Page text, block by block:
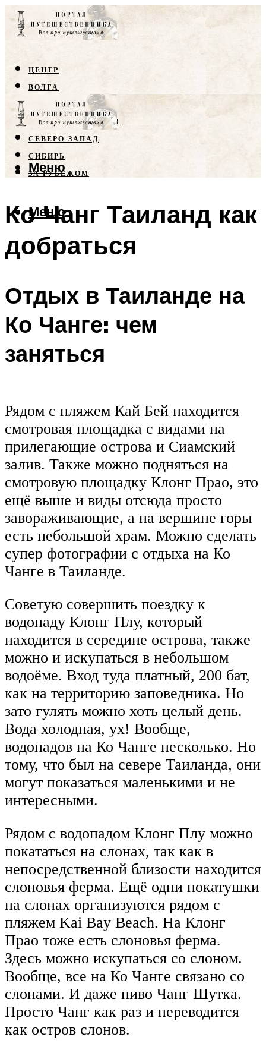
ЦЕНТР
ВОЛГА
КРЫМ
СЕВЕРНЫЙ КАВКАЗ
СЕВЕРО-ЗАПАД
СИБИРЬ
ЗА РУБЕЖОМ
Меню
Меню
Ко Чанг Таиланд как
добраться
Отдых в Таиланде на
Ко Чанге: чем
заняться
Рядом с пляжем Кай Бей находится
смотровая площадка с видами на
прилегающие острова и Сиамский
залив. Также можно подняться на
смотровую площадку Клонг Прао, это
ещё выше и виды отсюда просто
завораживающие, а на вершине горы
есть небольшой храм. Можно сделать
супер фотографии с отдыха на Ко
Чанге в Таиланде.
Советую совершить поездку к
водопаду Клонг Плу, который
находится в середине острова, также
можно и искупаться в небольшом
водоёме. Вход туда платный, 200 бат,
как на территорию заповедника. Но
зато гулять можно хоть целый день.
Вода холодная, ух! Вообще,
водопадов на Ко Чанге несколько. Но
тому, что был на севере Таиланда, они
могут показаться маленькими и не
интересными.
Рядом с водопадом Клонг Плу можно
покататься на слонах, так как в
непосредственной близости находится
слоновья ферма. Ещё одни покатушки
на слонах организуются рядом с
пляжем Kai Bay Beach. На Клонг
Прао тоже есть слоновья ферма.
Здесь можно искупаться со слоном.
Вообще, все на Ко Чанге связано со
слонами. И даже пиво Чанг Шутка.
Просто Чанг как раз и переводится
как остров слонов.